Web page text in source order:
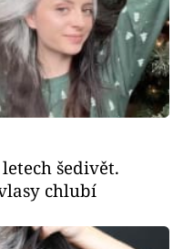
šedivět.
chlubí